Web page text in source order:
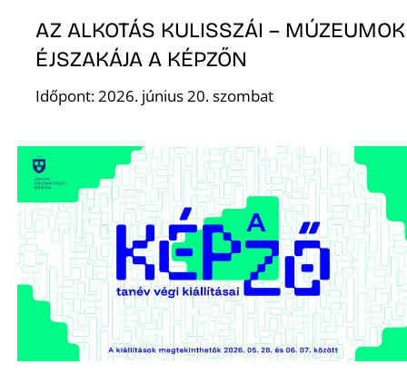
AZ ALKOTÁS KULISSZÁI – MÚZEUMOK
ÉJSZAKÁJA A KÉPZŐN
Időpont: 2026. június 20. szombat